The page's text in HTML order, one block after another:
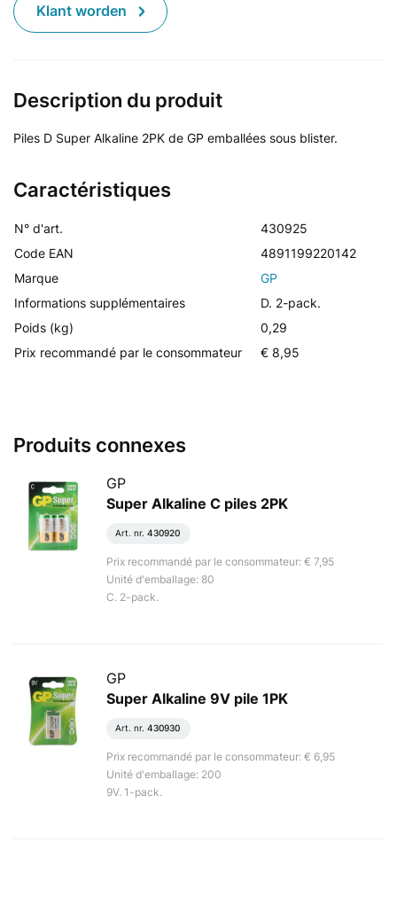
Klant worden
Caractéristiques
N° d'art.
430925
Code EAN
4891199220142
Marque
GP
Informations supplémentaires
D. 2-pack.
Poids (kg)
0,29
Prix recommandé par le consommateur
€ 8,95
Description du produit
Piles D Super Alkaline 2PK de GP emballées sous blister.
Produits connexes
GP
Super Alkaline C piles 2PK
Art. nr. 430920
Prix recommandé par le consommateur: € 7,95
Unité d'emballage: 80
C. 2-pack.
GP
Super Alkaline 9V pile 1PK
Art. nr. 430930
Prix recommandé par le consommateur: € 6,95
Unité d'emballage: 200
9V. 1-pack.